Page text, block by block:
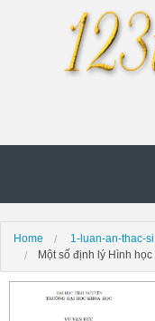
Home 1-luan-an-thac-si
Một số định lý Hình